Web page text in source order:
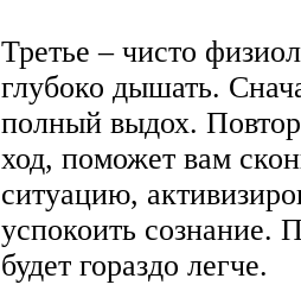
Третье – чисто
глубоко дышать.
полный выдох.
ход, поможет вам
ситуацию,
успокоить сознание.
будет гораздо легче.